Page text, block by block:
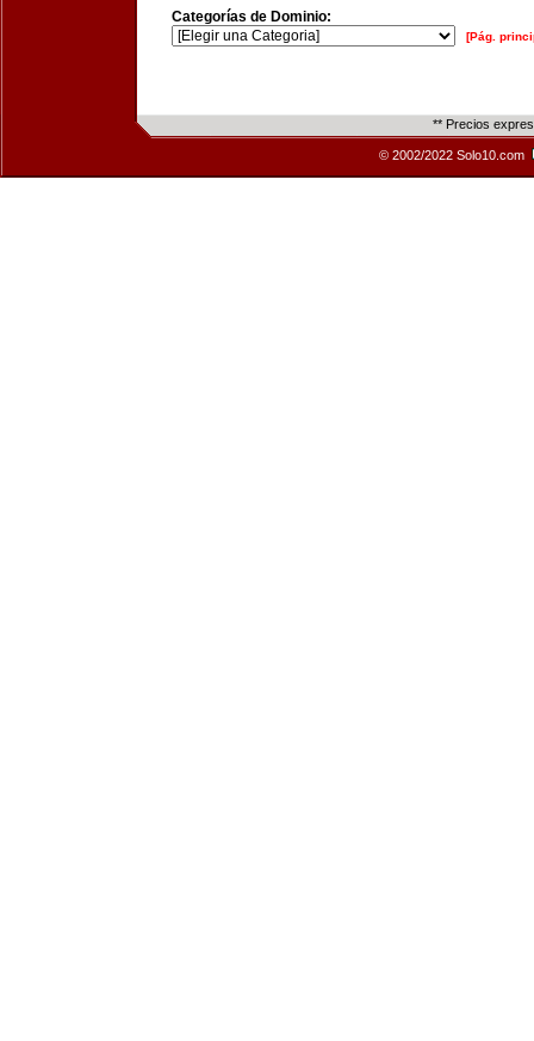
Categorías de Dominio:
[Pág.
** Precios
© 2002/2022 Solo10.com